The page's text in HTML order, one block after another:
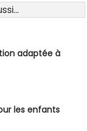
adaptée à
les enfants